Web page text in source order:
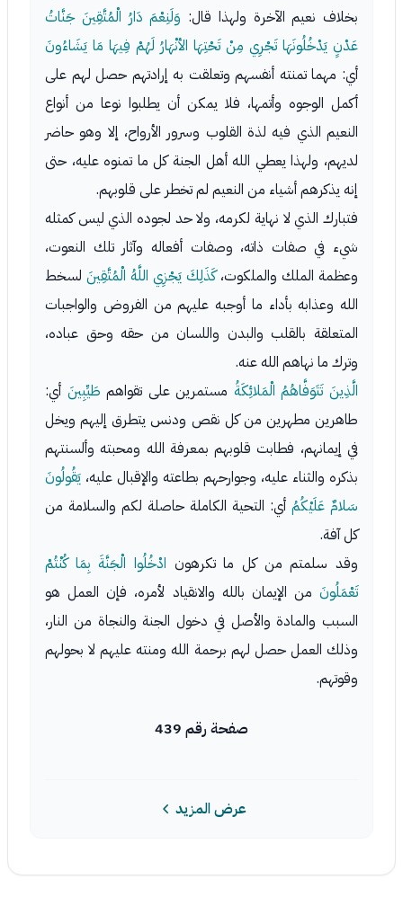
بخلاف نعيم الآخرة ولهذا قال: وَلَنِعْمَ دَارُ الْمُتَّقِينَ جَنَّاتُ
عَدْنٍ يَدْخُلُونَهَا تَجْرِي مِنْ تَحْتِهَا الأنْهَارُ لَهُمْ فِيهَا مَا يَشَاءُونَ
أي: مهما تمنته أنفسهم وتعلقت به إرادتهم حصل لهم على
أكمل الوجوه وأتمها، فلا يمكن أن يطلبوا نوعا من أنواع
النعيم الذي فيه لذة القلوب وسرور الأرواح، إلا وهو حاضر
لديهم، ولهذا يعطي الله أهل الجنة كل ما تمنوه عليه، حتى
إنه يذكرهم أشياء من النعيم لم تخطر على قلوبهم.
فتبارك الذي لا نهاية لكرمه، ولا حد لجوده الذي ليس كمثله
شيء في صفات ذاته، وصفات أفعاله وآثار تلك النعوت،
وعظمة الملك والملكوت،كَذَلِكَ يَجْزِي اللَّهُ الْمُتَّقِينَ لسخط
الله وعذابه بأداء ما أوجبه عليهم من الفروض والواجبات
المتعلقة بالقلب والبدن واللسان من حقه وحق عباده،
وترك ما نهاهم الله عنه.
الَّذِينَ تَتَوَفَّاهُمُ الْمَلائِكَةُ مستمرين على تقواهم طَيِّبِينَ أي:
طاهرين مطهرين من كل نقص ودنس يتطرق إليهم ويخل
في إيمانهم، فطابت قلوبهم بمعرفة الله ومحبته وألسنتهم
بذكره والثناء عليه، وجوارحهم بطاعته والإقبال عليه، يَقُولُونَ
سَلامٌ عَلَيْكُمُ أي: التحية الكاملة حاصلة لكم والسلامة من
كل آفة.
وقد سلمتم من كل ما تكرهون ادْخُلُوا الْجَنَّةَ بِمَا كُنْتُمْ
تَعْمَلُونَ من الإيمان بالله والانقياد لأمره، فإن العمل هو
السبب والمادة والأصل في دخول الجنة والنجاة من النار،
وذلك العمل حصل لهم برحمة الله ومنته عليهم لا بحولهم
وقوتهم.
صفحة رقم 439
عرض المزيد